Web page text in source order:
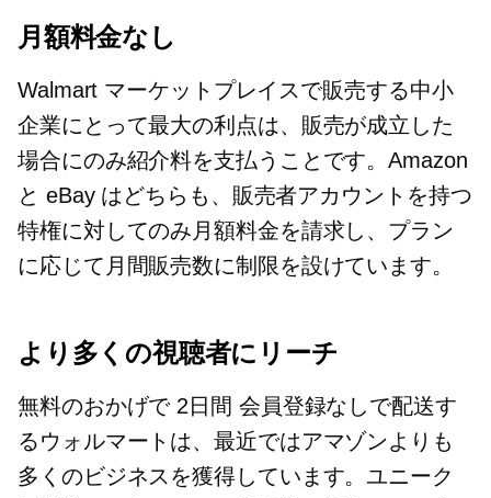
月額料金なし
Walmart マーケットプレイスで販売する中小
企業にとって最大の利点は、販売が成立した
場合にのみ紹介料を支払うことです。Amazon
と eBay はどちらも、販売者アカウントを持つ
特権に対してのみ月額料金を請求し、プラン
に応じて月間販売数に制限を設けています。
より多くの視聴者にリーチ
無料のおかげで 2日間 会員登録なしで配送す
るウォルマートは、最近ではアマゾンよりも
多くのビジネスを獲得しています。ユニーク